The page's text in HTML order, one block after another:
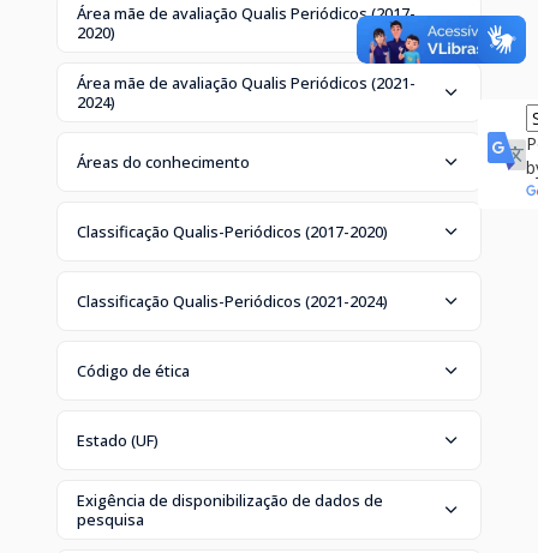
Área mãe de avaliação Qualis Periódicos (2017-
2020)
Área mãe de avaliação Qualis Periódicos (2021-
2024)
Áreas do conhecimento
Classificação Qualis-Periódicos (2017-2020)
Classificação Qualis-Periódicos (2021-2024)
Código de ética
Estado (UF)
Exigência de disponibilização de dados de
pesquisa